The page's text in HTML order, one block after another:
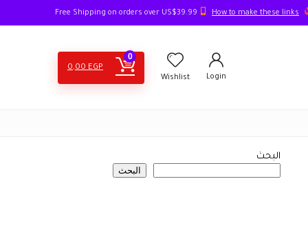
How to make these links
Login
Wishlist
0
0,00 EGP
البحث
البحث